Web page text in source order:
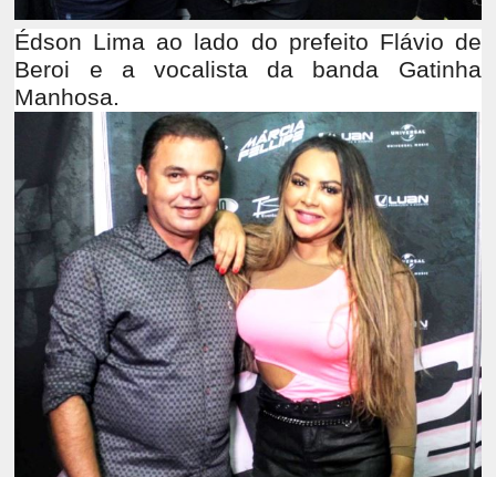
Édson Lima ao lado do prefeito Flávio de
Beroi e a vocalista da banda Gatinha
Manhosa.